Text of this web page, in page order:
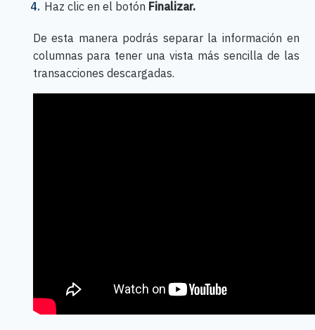
Haz clic en el botón Finalizar.
De esta manera podrás separar la información en
columnas para tener una vista más sencilla de las
transacciones descargadas.